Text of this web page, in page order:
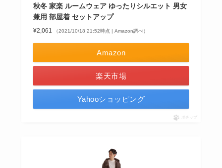
秋冬 家楽 ルームウェア ゆったりシルエット 男女
兼用 部屋着 セットアップ
¥2,061 （2021/10/18 21:52時点 | Amazon調べ）
Amazon
楽天市場
Yahooショッピング
ポチップ